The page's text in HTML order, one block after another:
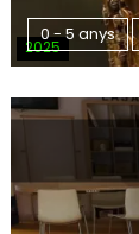
2025
0 - 5 anys